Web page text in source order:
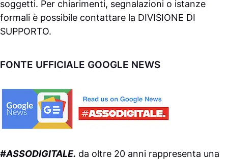
soggetti. Per chiarimenti, segnalazioni o istanze
formali è possibile contattare la DIVISIONE DI
SUPPORTO.
FONTE UFFICIALE GOOGLE NEWS
#ASSODIGITALE. da oltre 20 anni rappresenta una